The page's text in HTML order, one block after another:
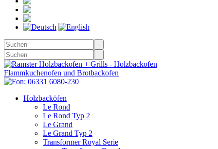
Holzbacköfen
Le Rond
Le Rond Typ 2
Le Grand
Le Grand Typ 2
Transformer Royal Serie